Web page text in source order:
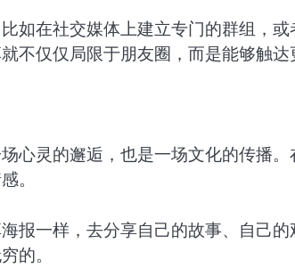
如在社交媒体上建立专门的群组，
不仅仅局限于朋友圈，而是能够触达
心灵的邂逅，也是一场文化的传播
。
报一样，去分享自己的故事、自己
的。